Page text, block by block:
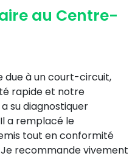
au Centre-
due à un court-circuit,
rapide et notre
su diagnostiquer
a remplacé le
tout en conformité
Je recommande vivement